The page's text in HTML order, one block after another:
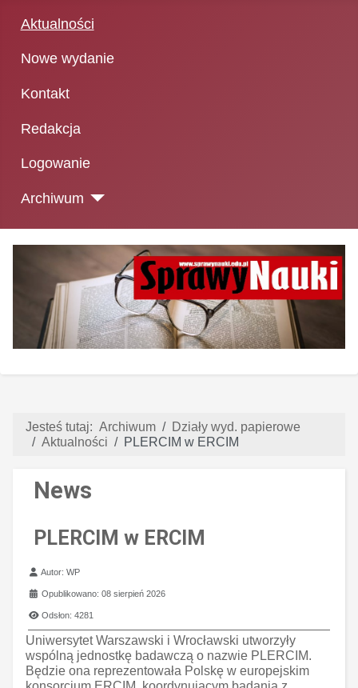
Aktualności
Nowe wydanie
Kontakt
Redakcja
Logowanie
Archiwum
Jesteś tutaj: Archiwum
Działy wyd. papierowe
Aktualności
PLERCIM w ERCIM
News
PLERCIM w ERCIM
Szczegóły
Autor:WP
Opublikowano: 08 sierpień 2026
Odsłon: 4281
Uniwersytet Warszawski i Wrocławski utworzyły
wspólną jednostkę badawczą o nazwie PLERCIM.
Będzie ona reprezentowała Polskę w europejskim